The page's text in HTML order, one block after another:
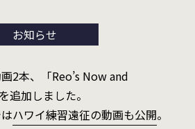
お知らせ
画2本、「Reo’s Now and
追加しました。
ハワイ練習遠征の動画も公開。